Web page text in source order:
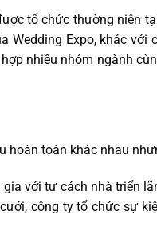
tổ chức thường niên
Expo, khác
nhiều nhóm ngành
hoàn toàn khác nhau
với tư cách nhà triển
công ty tổ chức sự